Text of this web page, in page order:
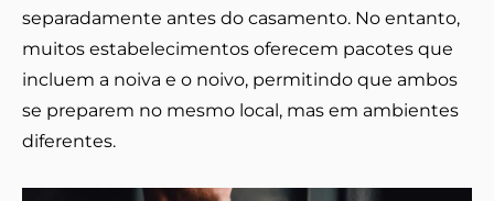
separadamente antes do casamento. No entanto,
muitos estabelecimentos oferecem pacotes que
incluem a noiva e o noivo, permitindo que ambos
se preparem no mesmo local, mas em ambientes
diferentes.